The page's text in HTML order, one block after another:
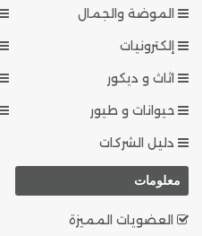
الموضة والجمال
إلكترونيات
اثاث و ديكور
حيوانات و طيور
دليل الشركات
معلومات
العضويات المميزة